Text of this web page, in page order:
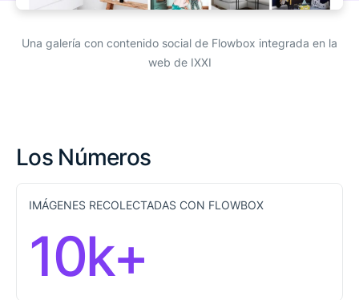
Una galería con contenido social de Flowbox integrada en la
web de IXXI
Los Números
IMÁGENES RECOLECTADAS CON FLOWBOX
10k+